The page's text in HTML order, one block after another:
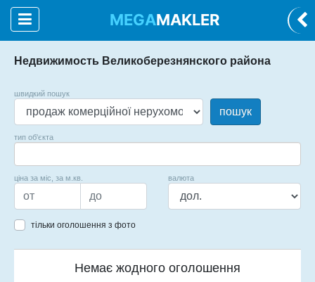
MEGAMAKLER
Недвижимость Великоберезнянского района
швидкий пошук
пошук
тип об'єкта
ціна за міс, за м.кв. валюта
тільки оголошення з фото
Немає жодного оголошення